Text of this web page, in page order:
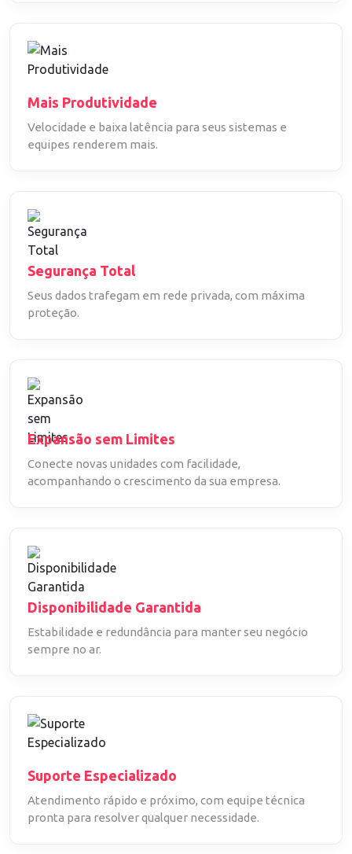
Mais Produtividade
Velocidade e baixa latência para seus sistemas e
equipes renderem mais.
Segurança Total
Seus dados trafegam em rede privada, com máxima
proteção.
Expansão sem Limites
Conecte novas unidades com facilidade,
acompanhando o crescimento da sua empresa.
Disponibilidade Garantida
Estabilidade e redundância para manter seu negócio
sempre no ar.
Suporte Especializado
Atendimento rápido e próximo, com equipe técnica
pronta para resolver qualquer necessidade.